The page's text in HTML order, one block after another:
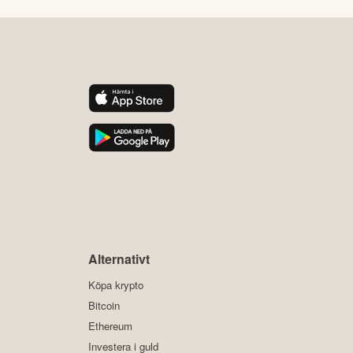
Alternativt
Köpa krypto
Bitcoin
Ethereum
Investera i guld